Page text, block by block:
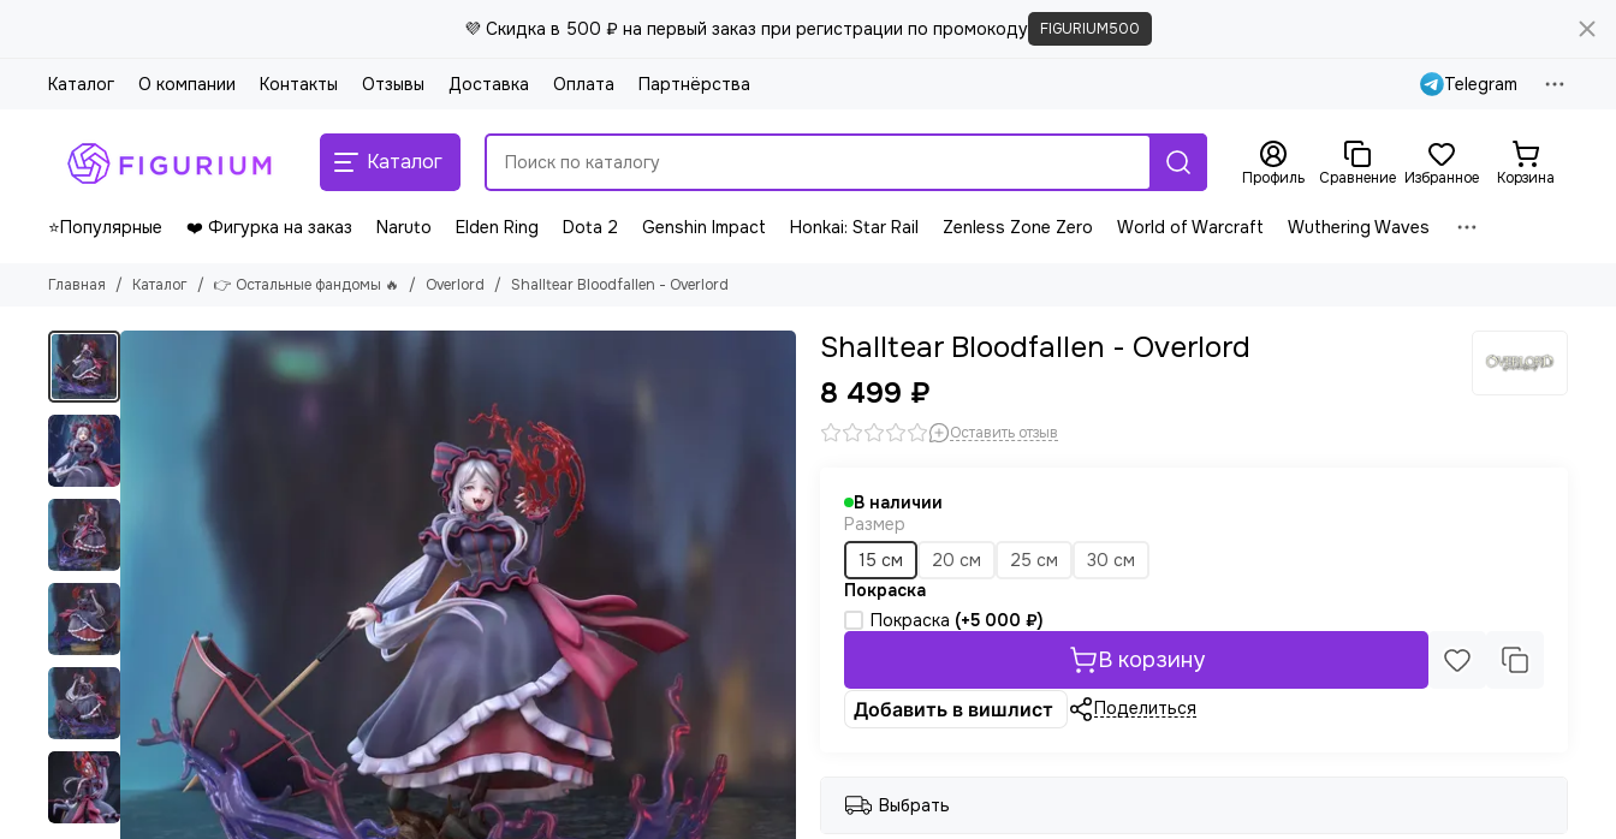
💜 Скидка в 500 ₽ на первый заказ при регистрации по промокоду FIGURIUM500
Каталог О компании Контакты Отзывы Доставка Оплата Партнёрства Telegram
Каталог
Профиль Сравнение Избранное Корзина
⭐Популярные ❤️ Фигурка на заказ Naruto Elden Ring Dota 2 Genshin Impact Honkai: Star Rail Zenless Zone Zero World of Warcraft Wuthering Waves
Главная Каталог 👉 Остальные фандомы 🔥 Overlord Shalltear Bloodfallen - Overlord
Shalltear Bloodfallen - Overlord
8 499 ₽
Оставить отзыв
В наличии
Размер
15 см
20 см 25 см
30 см
Покраска
Покраска (+5 000 ₽)
В корзину
Добавить в вишлист Поделиться
Выбрать